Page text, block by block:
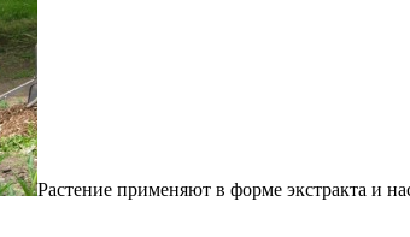
Растение применяют в форме экстракта и